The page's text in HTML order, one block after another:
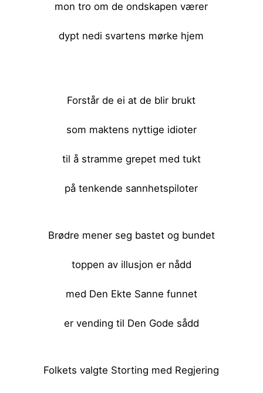
mon tro om de ondskapen værer
dypt nedi svartens mørke hjem
Forstår de ei at de blir brukt
som maktens nyttige idioter
til å stramme grepet med tukt
på tenkende sannhetspiloter
Brødre mener seg bastet og bundet
toppen av illusjon er nådd
med Den Ekte Sanne funnet
er vending til Den Gode sådd
Folkets valgte Storting med Regjering